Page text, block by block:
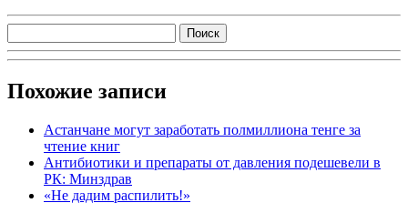
Похожие записи
Астанчане могут заработать полмиллиона тенге за
чтение книг
Антибиотики и препараты от давления подешевели в
РК: Минздрав
«Не дадим распилить!»